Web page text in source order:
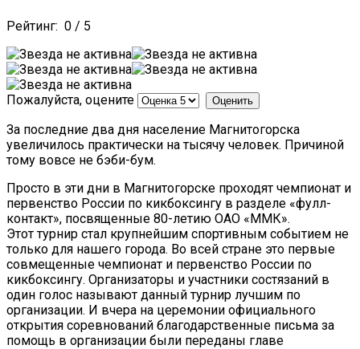
Рейтинг: 0 / 5
Пожалуйста, оцените
За последние два дня население Магнитогорска
увеличилось практически на тысячу человек. Причиной
тому вовсе не бэби-бум.
Просто в эти дни в Магнитогорске проходят чемпионат и
первенство России по кикбоксингу в разделе «фулл-
контакт», посвященные 80-летию ОАО «ММК».
Этот турнир стал крупнейшим спортивным событием не
только для нашего города. Во всей стране это первые
совмещенные чемпионат и первенство России по
кикбоксингу. Организаторы и участники состязаний в
один голос называют данный турнир лучшим по
организации. И вчера на церемонии официального
открытия соревнований благодарственные письма за
помощь в организации были переданы главе